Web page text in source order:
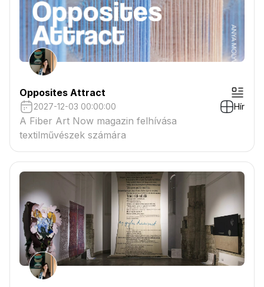
Opposites Attract
2027-12-03 00:00:00 Hír
A Fiber Art Now magazin felhívása
textilművészek számára